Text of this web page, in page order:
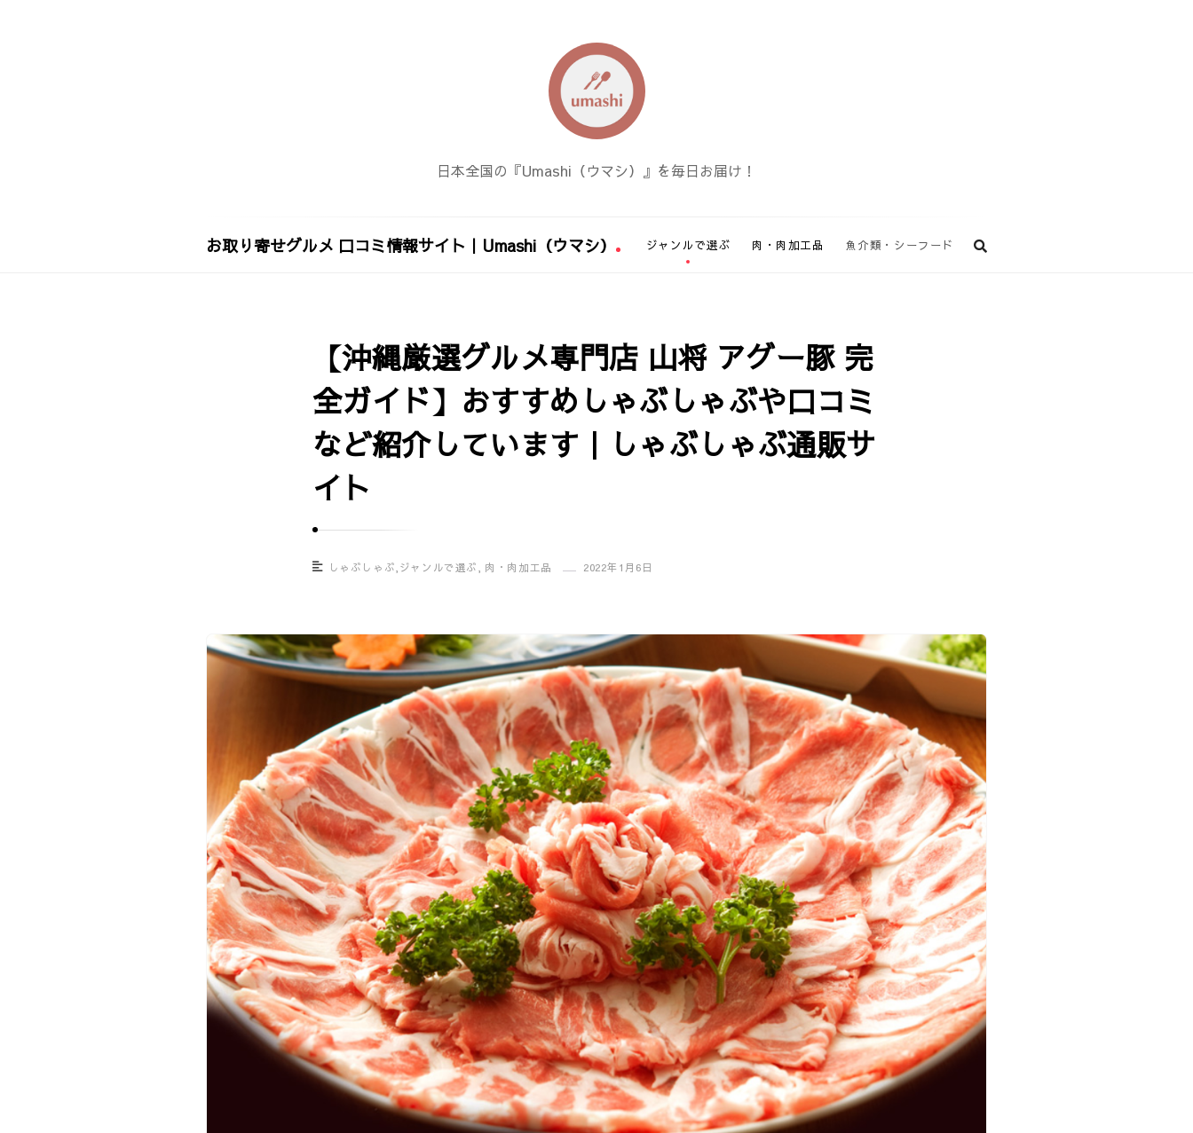
日本全国の『Umashi（ウマシ）』を毎日お届け！
お取り寄せグルメ 口コミ情報サイト｜Umashi（ウマシ）
ト
｜
s
h
i
（
ウ
マ
シ
）
ジャンルで選ぶ 肉・肉加工品 魚介類・シーフード
【沖縄厳選グルメ専門店 山将 アグー豚 完
全ガイド】おすすめしゃぶしゃぶや口コミ
など紹介しています｜しゃぶしゃぶ通販サ
イト
しゃぶしゃぶ ジャンルで選ぶ 肉・肉加工品 2022年1月6日